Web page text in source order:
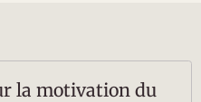
la motivation du